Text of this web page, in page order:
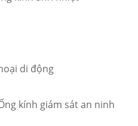
di động
kính giám sát an ninh